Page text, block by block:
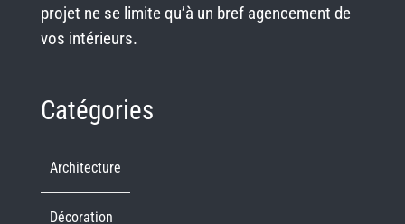
projet ne se limite qu’à un bref agencement de
vos intérieurs.
Catégories
Architecture
Décoration